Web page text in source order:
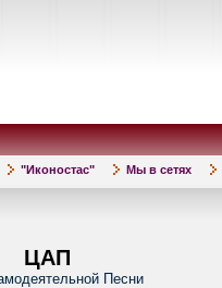
"Иконостас" Мы в сетях
ЦАП
Песни